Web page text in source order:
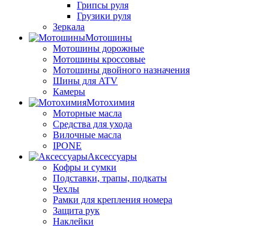
Грипсы руля
Грузики руля
Зеркала
Мотошины
Мотошины дорожные
Мотошины кроссовые
Мотошины двойного назначения
Шины для ATV
Камеры
Мотохимия
Моторные масла
Средства для ухода
Вилочные масла
IPONE
Аксессуары
Кофры и сумки
Подставки, трапы, подкаты
Чехлы
Рамки для крепления номера
Защита рук
Наклейки